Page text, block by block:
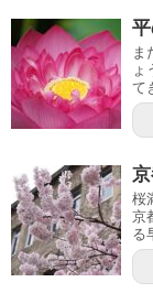
ま
ょ
て
桜
京
る